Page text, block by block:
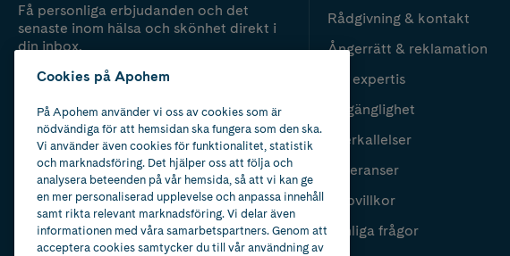
Få personliga erbjudanden och det
senaste inom hälsa och skönhet direkt i
din inbox.
Rådgivning & kontakt
Ångerrätt & reklamation
Vår expertis
Tillgänglighet
Återkallelser
Leveranser
Köpvillkor
Vanliga frågor
Cookies på Apohem
På Apohem använder vi oss av cookies som är
nödvändiga för att hemsidan ska fungera som den ska.
Vi använder även cookies för funktionalitet, statistik
och marknadsföring. Det hjälper oss att följa och
analysera beteenden på vår hemsida, så att vi kan ge
en mer personaliserad upplevelse och anpassa innehåll
samt rikta relevant marknadsföring. Vi delar även
informationen med våra samarbetspartners. Genom att
acceptera cookies samtycker du till vår användning av